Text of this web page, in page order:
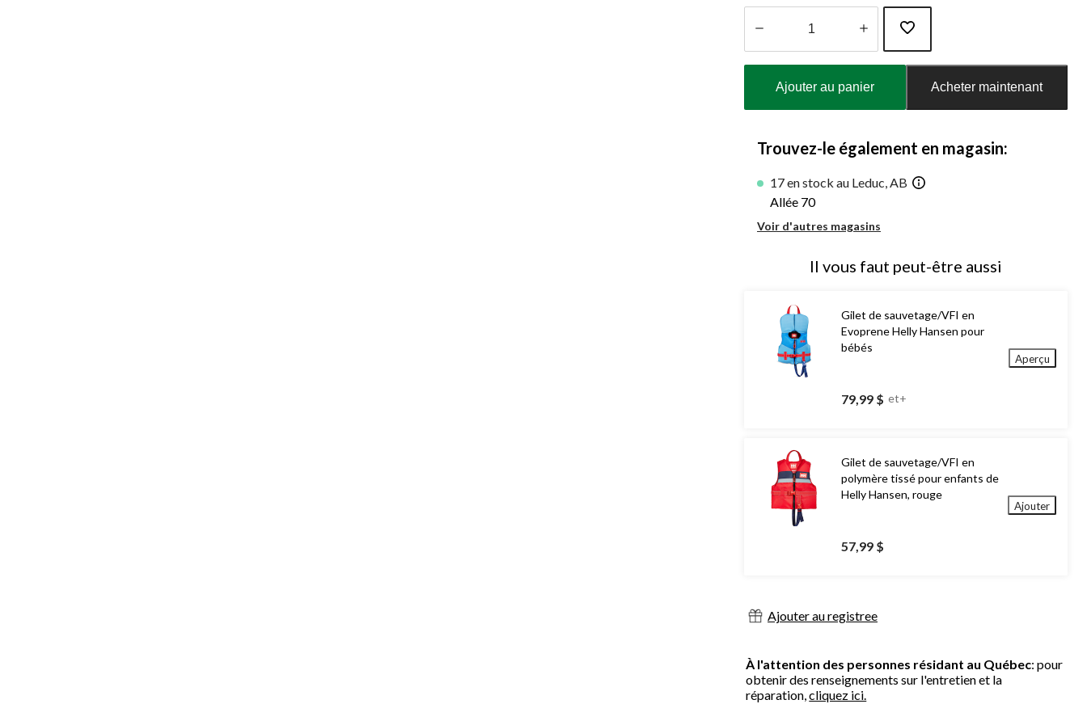
Ajouter au panier Acheter maintenant
Trouvez-le également en magasin:
17 en stock au Leduc, AB
Allée 70
Voir d'autres magasins
Il vous faut peut-être aussi
Gilet de sauvetage/VFI en
Evoprene Helly Hansen pour
bébés
79,99 $ et+
Aperçu
Gilet de sauvetage/VFI en
polymère tissé pour enfants de
Helly Hansen, rouge
57,99 $
Ajouter
Ajouter au registree
À l'attention des personnes résidant au Québec: pour
obtenir des renseignements sur l'entretien et la
réparation,cliquez ici.